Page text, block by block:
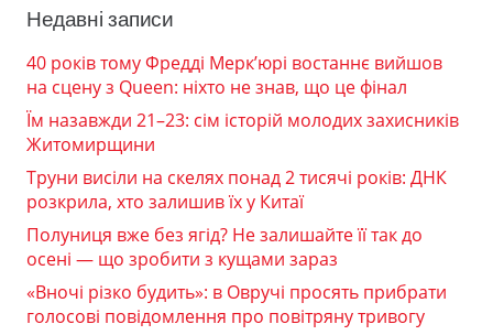
Недавні записи
40 років тому Фредді Мерк’юрі востаннє вийшов
на сцену з Queen: ніхто не знав, що це фінал
Їм назавжди 21–23: сім історій молодих захисників
Житомирщини
Труни висіли на скелях понад 2 тисячі років: ДНК
розкрила, хто залишив їх у Китаї
Полуниця вже без ягід? Не залишайте її так до
осені — що зробити з кущами зараз
«Вночі різко будить»: в Овручі просять прибрати
голосові повідомлення про повітряну тривогу